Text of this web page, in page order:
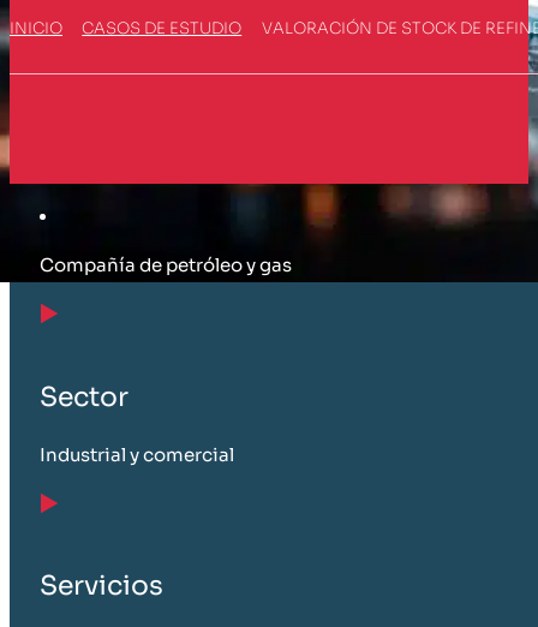
INICIO CASOS DE ESTUDIO VALORACIÓN DE STOCK DE
Compañía de petróleo y gas
Sector
Industrial y comercial
Servicios